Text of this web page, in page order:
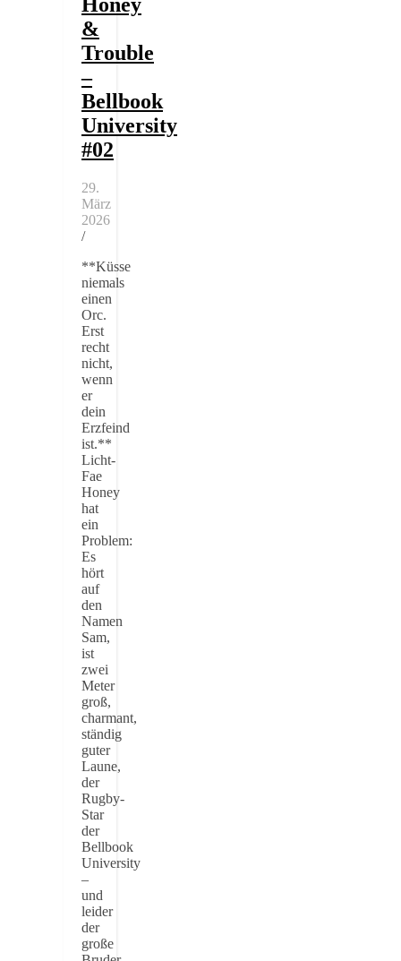
&
Trouble
–
Bellbook
University
#02
29.
März
2026
/
**Küsse
niemals
einen
Orc.
Erst
recht
nicht,
wenn
er
dein
Erzfeind
ist.**
Licht-
Fae
Honey
hat
ein
Problem:
Es
hört
auf
den
Namen
Sam,
ist
zwei
Meter
groß,
charmant,
ständig
guter
Laune,
der
Rugby-
Star
der
Bellbook
University
–
und
leider
der
große